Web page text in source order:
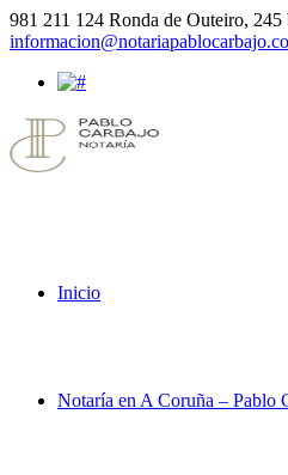
981 211 124 Ronda de Outeiro,
Inicio
Notaría en A Coruña – Pablo